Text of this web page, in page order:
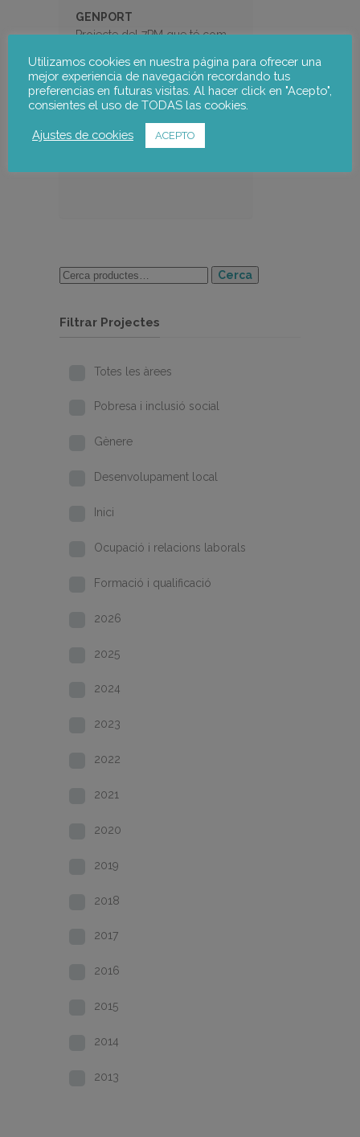
GENPORT
Projecte del 7PM que té com
portal d’Internet per
intercanviar coneixements i
inspirar la col·laboració sobre
gènere i ciència
Cerca
Filtrar Projectes
Totes les àrees
Pobresa i inclusió social
Gènere
Desenvolupament local
Inici
Ocupació i relacions laborals
Formació i qualificació
2026
2025
2024
2023
2022
2021
2020
2019
2018
2017
2016
2015
2014
2013
Utilizamos cookies en nuestra página para ofrecer una
mejor experiencia de navegación recordando tus
preferencias en futuras visitas. Al hacer click en "Acepto",
consientes el uso de TODAS las cookies.
Ajustes de cookies ACEPTO